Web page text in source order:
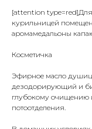
[attention
курильницей
аромамедальоны
Косметичка
Эфирное масло
дезодорирующий и
глубокому очищению
потоотделения.